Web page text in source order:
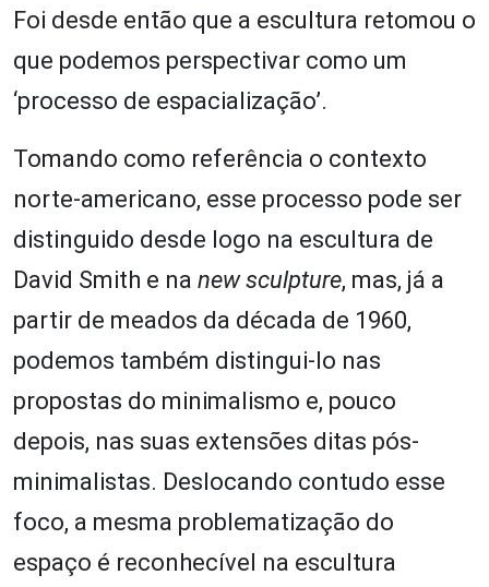
Foi desde então que a escultura retomou o
que podemos perspectivar como um
‘processo de espacialização’.
Tomando como referência o contexto
norte-americano, esse processo pode ser
distinguido desde logo na escultura de
David Smith e na new sculpture, mas, já a
partir de meados da década de 1960,
podemos também distingui-lo nas
propostas do minimalismo e, pouco
depois, nas suas extensões ditas pós-
minimalistas. Deslocando contudo esse
foco, a mesma problematização do
espaço é reconhecível na escultura